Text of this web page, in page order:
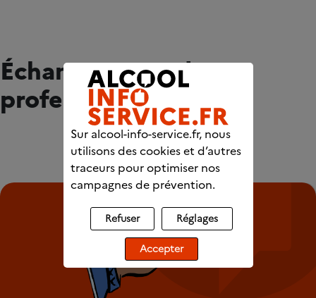
Échangez avec des
professionnels
Sur alcool-info-service.fr, nous
utilisons des cookies et d’autres
traceurs pour optimiser nos
campagnes de prévention.
Refuser Réglages
Accepter